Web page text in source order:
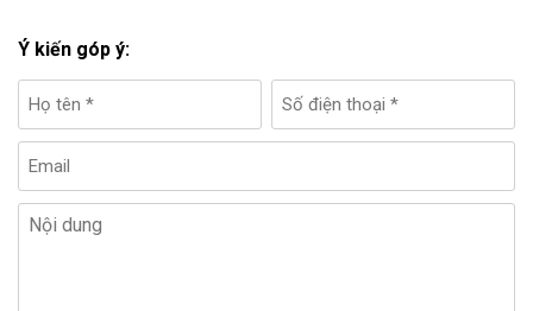
Ý kiến góp ý: